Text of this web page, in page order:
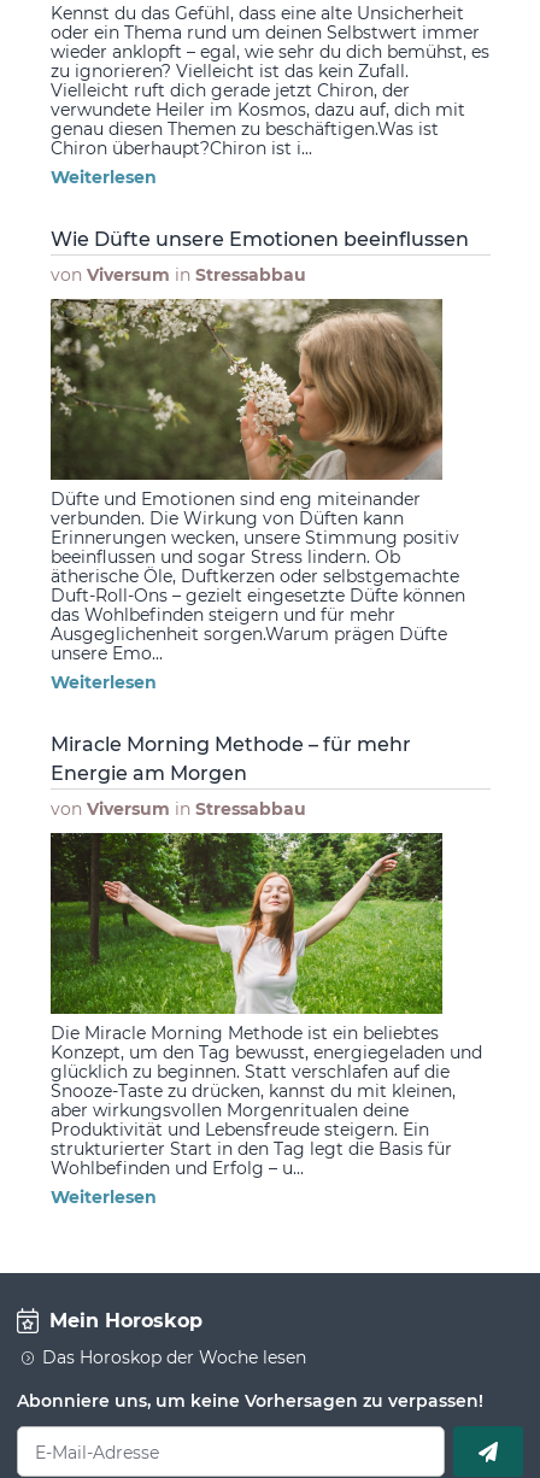
Kennst du das Gefühl, dass eine alte Unsicherheit
oder ein Thema rund um deinen Selbstwert immer
wieder anklopft – egal, wie sehr du dich bemühst, es
zu ignorieren? Vielleicht ist das kein Zufall.
Vielleicht ruft dich gerade jetzt Chiron, der
verwundete Heiler im Kosmos, dazu auf, dich mit
genau diesen Themen zu beschäftigen.Was ist
Chiron überhaupt?Chiron ist i...
Weiterlesen
Wie Düfte unsere Emotionen beeinflussen
von Viversum in Stressabbau
Düfte und Emotionen sind eng miteinander
verbunden. Die Wirkung von Düften kann
Erinnerungen wecken, unsere Stimmung positiv
beeinflussen und sogar Stress lindern. Ob
ätherische Öle, Duftkerzen oder selbstgemachte
Duft-Roll-Ons – gezielt eingesetzte Düfte können
das Wohlbefinden steigern und für mehr
Ausgeglichenheit sorgen.Warum prägen Düfte
unsere Emo...
Weiterlesen
Miracle Morning Methode – für mehr
Energie am Morgen
von Viversum in Stressabbau
Die Miracle Morning Methode ist ein beliebtes
Konzept, um den Tag bewusst, energiegeladen und
glücklich zu beginnen. Statt verschlafen auf die
Snooze-Taste zu drücken, kannst du mit kleinen,
aber wirkungsvollen Morgenritualen deine
Produktivität und Lebensfreude steigern. Ein
strukturierter Start in den Tag legt die Basis für
Wohlbefinden und Erfolg – u...
Weiterlesen
Mein Horoskop
Das Horoskop der Woche lesen
Abonniere uns, um keine Vorhersagen zu verpassen!
E-Mail-Adresse